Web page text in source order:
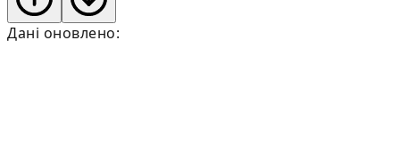
Дані оновлено: